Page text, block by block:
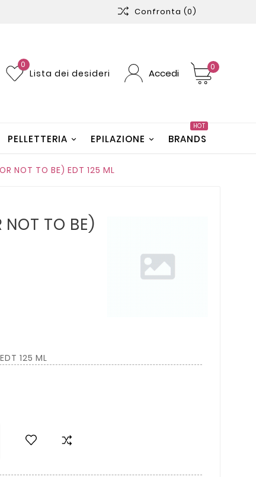
Confronta (0)
0
Lista dei desideri Accedi
0
PELLETTERIA EPILAZIONE BRANDS
HOT
NOT TO BE) EDT 125 ML
NOT TO BE)
125 ML